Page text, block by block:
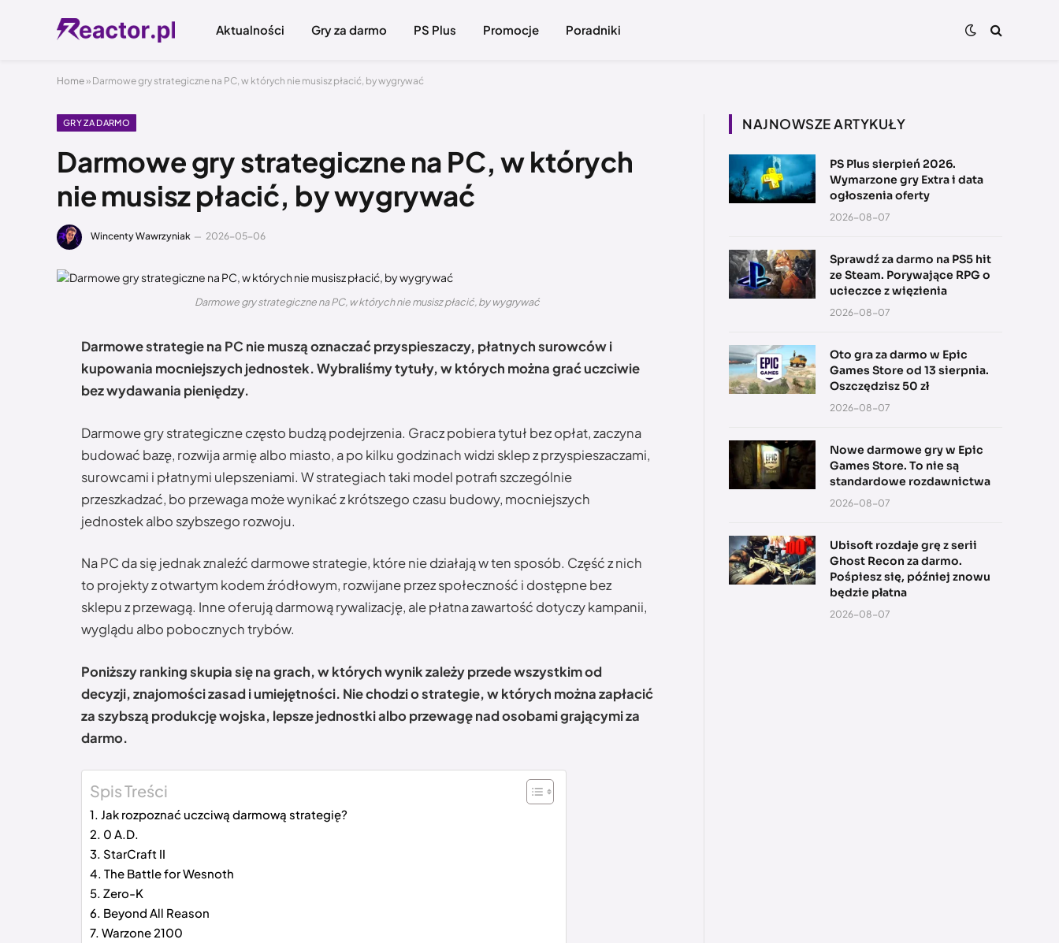
Aktualności Gry za darmo PS Plus Promocje Poradniki
Home » Darmowe gry strategiczne na PC, w których nie musisz płacić, by wygrywać
GRY ZA DARMO
Darmowe gry strategiczne na PC, w których
nie musisz płacić, by wygrywać
Wincenty Wawrzyniak 2026-05-06
Darmowe gry strategiczne na PC, w których nie musisz płacić, by wygrywać
Darmowe strategie na PC nie muszą oznaczać przyspieszaczy, płatnych surowców i
kupowania mocniejszych jednostek. Wybraliśmy tytuły, w których można grać uczciwie
bez wydawania pieniędzy.
Darmowe gry strategiczne często budzą podejrzenia. Gracz pobiera tytuł bez opłat, zaczyna
budować bazę, rozwija armię albo miasto, a po kilku godzinach widzi sklep z przyspieszaczami,
surowcami i płatnymi ulepszeniami. W strategiach taki model potrafi szczególnie
przeszkadzać, bo przewaga może wynikać z krótszego czasu budowy, mocniejszych
jednostek albo szybszego rozwoju.
Na PC da się jednak znaleźć darmowe strategie, które nie działają w ten sposób. Część z nich
to projekty z otwartym kodem źródłowym, rozwijane przez społeczność i dostępne bez
sklepu z przewagą. Inne oferują darmową rywalizację, ale płatna zawartość dotyczy kampanii,
wyglądu albo pobocznych trybów.
Poniższy ranking skupia się na grach, w których wynik zależy przede wszystkim od
decyzji, znajomości zasad i umiejętności. Nie chodzi o strategie, w których można zapłacić
za szybszą produkcję wojska, lepsze jednostki albo przewagę nad osobami grającymi za
darmo.
Spis Treści
Jak rozpoznać uczciwą darmową strategię?
0 A.D.
StarCraft II
The Battle for Wesnoth
Zero-K
Beyond All Reason
Warzone 2100
NAJNOWSZE ARTYKUŁY
PS Plus sierpień 2026.
Wymarzone gry Extra i data
ogłoszenia oferty
2026-08-07
Sprawdź za darmo na PS5 hit
ze Steam. Porywające RPG o
ucieczce z więzienia
2026-08-07
Oto gra za darmo w Epic
Games Store od 13 sierpnia.
Oszczędzisz 50 zł
2026-08-07
Nowe darmowe gry w Epic
Games Store. To nie są
standardowe rozdawnictwa
2026-08-07
Ubisoft rozdaje grę z serii
Ghost Recon za darmo.
Pośpiesz się, później znowu
będzie płatna
2026-08-07